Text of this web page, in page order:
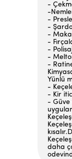
-
-
-
-
-
-
-
-
-
Yünlü
-
- Kir
- Güve
daha